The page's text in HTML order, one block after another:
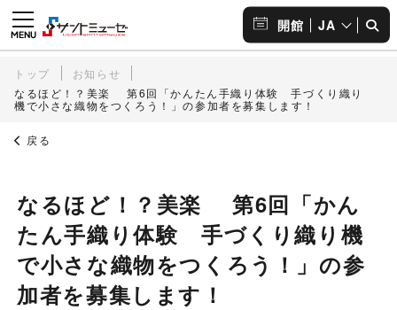
開館 JA
トップ
お知らせ
なるほど！？美楽 第6回「かんたん手織り体験 手づくり織り
機で小さな織物をつくろう！」の参加者を募集します！
戻る
なるほど！？美楽 第6回「かん
たん手織り体験 手づくり織り機
で小さな織物をつくろう！」の参
加者を募集します！